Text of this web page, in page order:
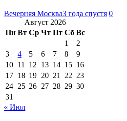
Вечерняя Москва3 года спустя 0
Август 2026
Пн Вт Ср Чт Пт Сб Вс
1
2
3
4 5 6 7 8
9
10 11 12 13 14 15 16
17 18 19 20 21 22 23
24 25 26 27 28 29 30
31
« Июл